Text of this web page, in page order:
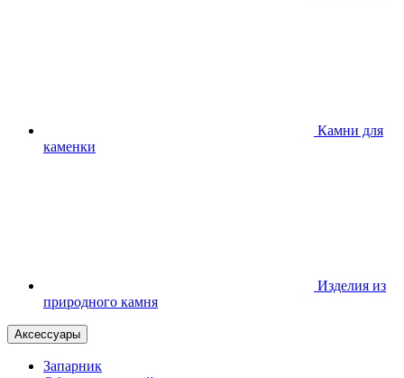
Камни для
каменки
Изделия из
природного камня
Аксессуары
Запарник